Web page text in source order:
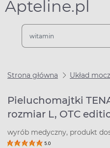
Strona główna Układ
Pieluchomajtki
rozmiar L, OTC
wyrób medyczny, produkt
5.0